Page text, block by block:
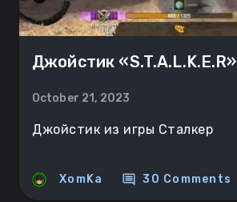
Джойстик «S.T.A.L.K.E.R»
October 21, 2023
Джойстик из игры Сталкер
XomKa comment 30 Comments